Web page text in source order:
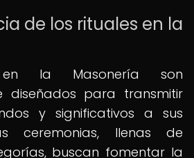
de los rituales en la
la Masonería son
diseñados para transmitir
y significativos a sus
ceremonias, llenas de
buscan fomentar la